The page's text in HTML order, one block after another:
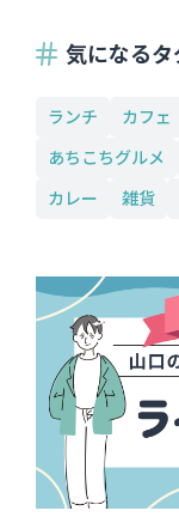
気になるタ
ランチ カフェ
あちこちグルメ
カレー
雑貨